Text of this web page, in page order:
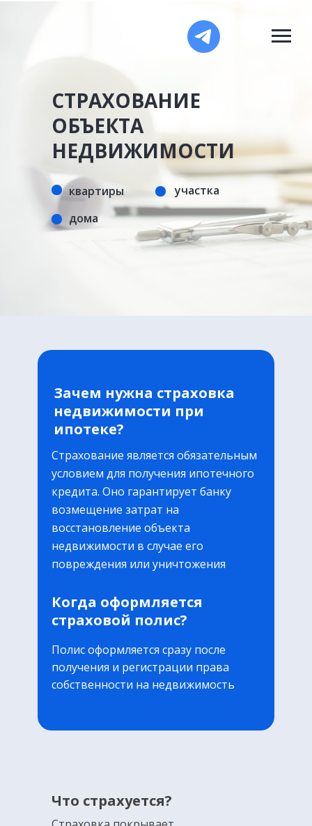
СТРАХОВАНИЕ
ОБЪЕКТА
НЕДВИЖИМОСТИ
участка
дома
квартиры
Когда оформляется
страховой полис?
Полис оформляется сразу после
получения и регистрации права
собственности на недвижимость
Зачем нужна страховка
недвижимости при
ипотеке?
Страхование является обязательным
условием для получения ипотечного
кредита. Оно гарантирует банку
возмещение затрат на
восстановление объекта
недвижимости в случае его
повреждения или уничтожения
Что страхуется?